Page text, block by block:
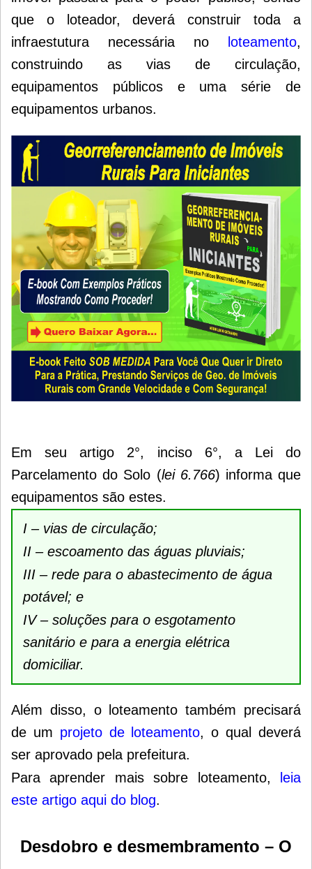
que o loteador, deverá construir toda a
infraestutura necessária no
loteamento,
construindo as vias de circulação,
equipamentos públicos e uma série de
equipamentos urbanos.
Em seu artigo 2°, inciso 6°, a Lei do
Parcelamento do Solo (lei 6.766) informa que
equipamentos são estes.
I – vias de circulação;
II – escoamento das águas pluviais;
III – rede para o abastecimento de água
potável; e
IV – soluções para o esgotamento
sanitário e para a energia elétrica
domiciliar.
Além disso, o loteamento também precisará
de um projeto de loteamento, o qual deverá
ser aprovado pela prefeitura.
Para aprender mais sobre loteamento,
leia
este artigo aqui do blog.
Desdobro e desmembramento – O